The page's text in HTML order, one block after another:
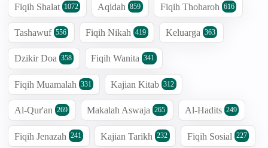
Fiqih Shalat 1072 Aqidah 859 Fiqih Thoharoh 616
Tashawuf 556 Fiqih Nikah 419 Keluarga 363
Dzikir Doa 358 Fiqih Wanita 341
Fiqih Muamalah 331 Kajian Kitab 312
Al-Qur'an 269 Makalah Aswaja 265 Al-Hadits 249
Fiqih Jenazah 241 Kajian Tarikh 232 Fiqih Sosial 227